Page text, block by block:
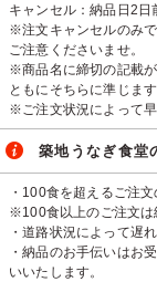
キャンセル：納品日2
※注文キャンセルのみで
ご注意くださいませ。
※商品名に締切の記載
ともにそちらに準じます
※ご注文状況によって早
築地うなぎ食堂
・100食を超えるご注
※100食以上のご注文は
・道路状況によって遅
・納品のお手伝いはお
いいたします。